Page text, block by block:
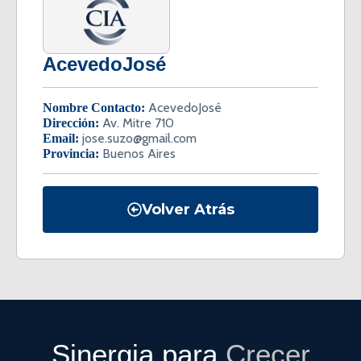
AcevedoJosé
Nombre Contacto: AcevedoJosé
Dirección: Av. Mitre 710
Email: jose.suzo@gmail.com
Provincia: Buenos Aires
Volver Atrás
Sinergia para Crecer